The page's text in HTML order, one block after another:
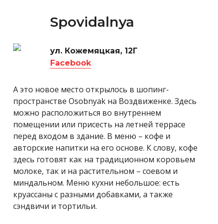
Spovidalnya
ул. Кожемяцкая, 12Г
Facebook
А это новое место открылось в шопинг-
пространстве Osobnyak на Воздвиженке. Здесь
можно расположиться во внутреннем
помещении или присесть на летней террасе
перед входом в здание. В меню – кофе и
авторские напитки на его основе. К слову, кофе
здесь готовят как на традиционном коровьем
молоке, так и на растительном – соевом и
миндальном. Меню кухни небольшое: есть
круассаны с разными добавками, а также
сэндвичи и тортильи.